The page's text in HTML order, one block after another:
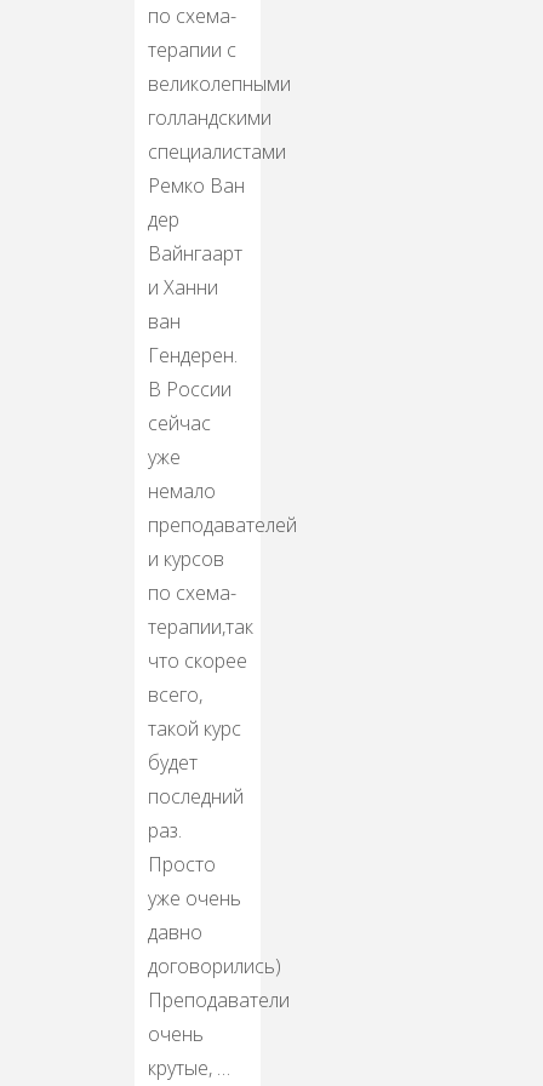
по схема-
терапии с
великолепными
голландскими
специалистами
Ремко Ван
дер
Вайнгаарт
и Ханни
ван
Гендерен.
В России
сейчас
уже
немало
преподавателей
и курсов
по схема-
терапии,так
что скорее
всего,
такой курс
будет
последний
раз.
Просто
уже очень
давно
договорились)
Преподаватели
очень
крутые, …